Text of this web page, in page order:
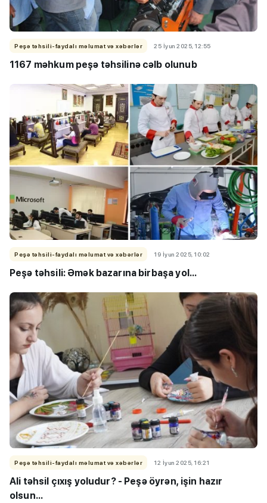
Peşə təhsili-faydalı məlumat və xəbərlər 25 İyun 2025, 12:55
1167 məhkum peşə təhsilinə cəlb olunub
Peşə təhsili-faydalı məlumat və xəbərlər 19 İyun 2025, 10:02
Peşə təhsili: Əmək bazarına birbaşa yol...
Peşə təhsili-faydalı məlumat və xəbərlər 12 İyun 2025, 16:21
Ali təhsil çıxış yoludur? - Peşə öyrən, işin hazır
olsun...